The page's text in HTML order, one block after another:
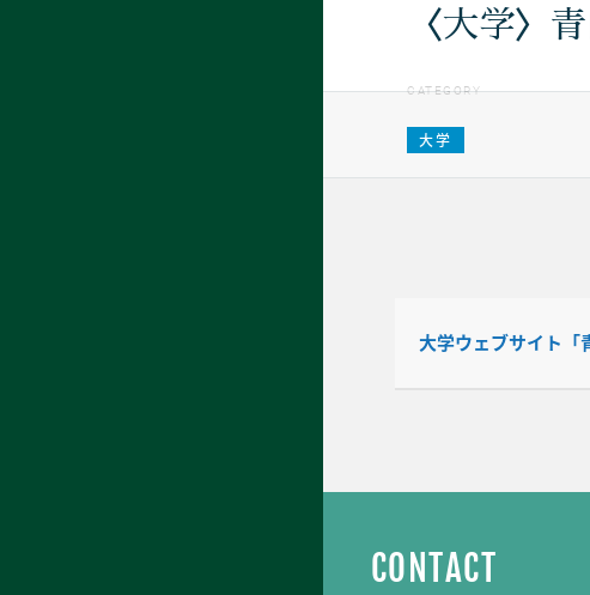
〈大学〉
CATEGORY
大学
大学ウェブサイト「
CONTACT